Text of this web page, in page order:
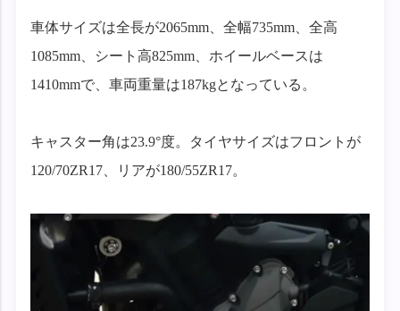
車体サイズは全長が2065mm、全幅735mm、全高
1085mm、シート高825mm、ホイールベースは
1410mmで、車両重量は187kgとなっている。
キャスター角は23.9°度。タイヤサイズはフロントが
120/70ZR17、リアが180/55ZR17。